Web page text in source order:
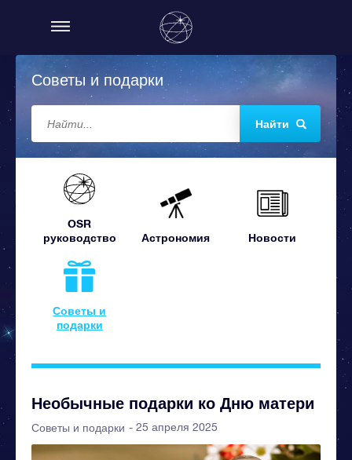
Советы и подарки
Найти
OSR
руководство
Астрономия Новости
Советы и
подарки
Необычные подарки ко Дню матери
Советы и подарки - 25 апреля 2025